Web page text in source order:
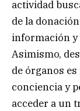
actividad
de la
información y
Asimismo,
de órganos
conciencia y
acceder a un